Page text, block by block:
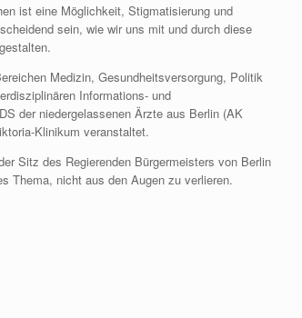
ist eine Möglichkeit, Stigmatisierung und
sein, wie wir uns mit und durch diese
Medizin, Gesundheitsversorgung, Politik
Informations- und
der niedergelassenen Ärzte aus Berlin (AK
Klinikum veranstaltet.
Sitz des Regierenden Bürgermeisters von Berlin
Thema, nicht aus den Augen zu verlieren.